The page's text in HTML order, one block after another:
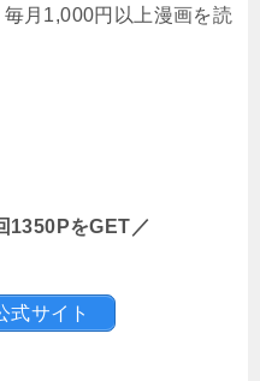
毎月1,000円以上漫画を読
1350PをGET／
式サイト